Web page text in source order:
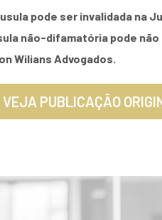
pode ser invalidada na
não-difamatória pode
Wilians Advogados.
VEJA PUBLICAÇÃO